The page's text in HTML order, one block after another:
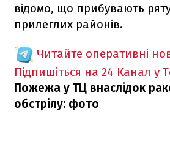
відомо, що прибувають
прилеглих районів.
Читайте оперативні
Підпишіться на 24 Канал у
Пожежа у ТЦ внаслідок
обстрілу: фото